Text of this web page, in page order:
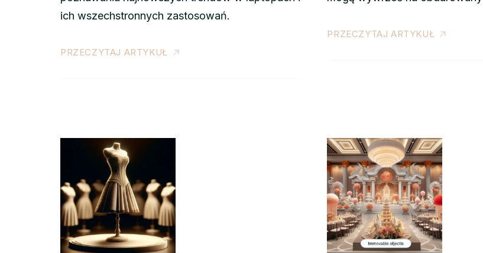
ich wszechstronnych zastosowań.
PRZECZYTAJ ARTYKUŁ
PRZECZYTAJ ARTYKUŁ